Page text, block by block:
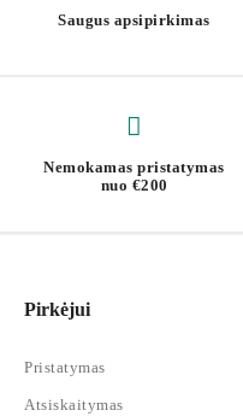
Saugus apsipirkimas
Nemokamas pristatymas
nuo €200
Pirkėjui
Pristatymas
Atsiskaitymas